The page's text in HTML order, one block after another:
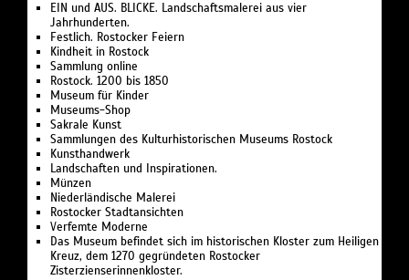
EIN und AUS. BLICKE. Landschaftsmalerei aus vier
Jahrhunderten.
Festlich. Rostocker Feiern
Kindheit in Rostock
Sammlung online
Rostock. 1200 bis 1850
Museum für Kinder
Museums-Shop
Sakrale Kunst
Sammlungen des Kulturhistorischen Museums Rostock
Kunsthandwerk
Landschaften und Inspirationen.
Münzen
Niederländische Malerei
Rostocker Stadtansichten
Verfemte Moderne
Das Museum befindet sich im historischen Kloster zum Heiligen
Kreuz, dem 1270 gegründeten Rostocker
Zisterzienserinnenkloster.